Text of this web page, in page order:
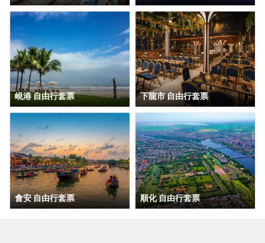
峴港 自由行套票 下龍市 自由行套票
會安 自由行套票 順化 自由行套票